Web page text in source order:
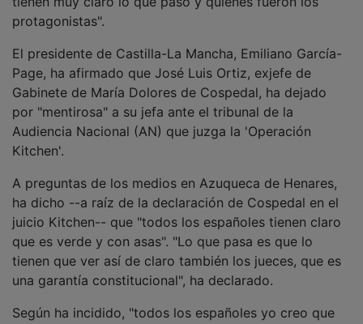
protagonistas".
Page, ha afirmado que José Luis Ortiz, exjefe de
Gabinete de María Dolores de Cospedal, ha dejado
por "mentirosa" a su jefa ante el tribunal de la
Audiencia Nacional (AN) que juzga la 'Operación
Kitchen'.
ha dicho --a raíz de la declaración de Cospedal en el
juicio Kitchen-- que "todos los españoles tienen claro
que es verde y con asas". "Lo que pasa es que lo
tienen que ver así de claro también los jueces, que es
una garantía constitucional", ha declarado.
tienen muy claro lo que pasó y quiénes fueron los